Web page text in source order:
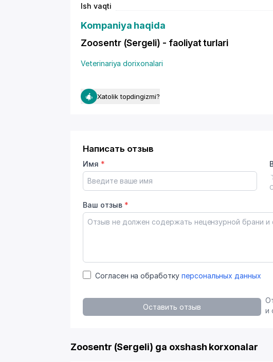
Ish vaqti
Kompaniya haqida
Zoosentr (Sergeli) - faoliyat turlari
Veterinariya dorixonalari
Xatolik topdingizmi?
Написать отзыв
Имя *
Ваш отзыв *
Согласен на обработку персональных данных
Оставить отзыв
и
Zoosentr (Sergeli) ga oxshash korxonalar